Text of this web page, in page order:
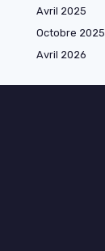
Avril 2025
Octobre 2025
Avril 2026